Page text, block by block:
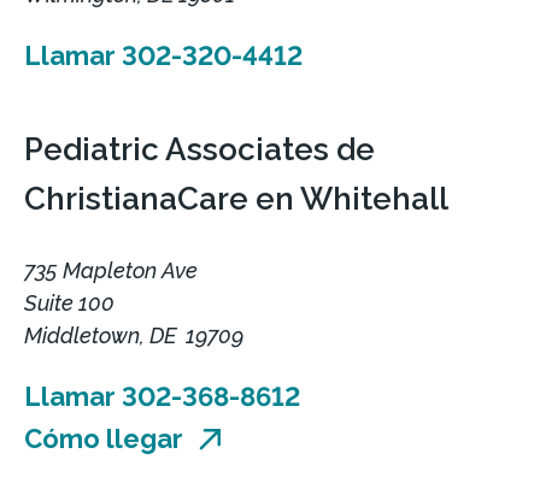
Llamar 302-320-4412
Pediatric Associates de
ChristianaCare en Whitehall
735 Mapleton Ave
Suite 100
Middletown, DE 19709
Llamar 302-368-8612
Cómo llegar